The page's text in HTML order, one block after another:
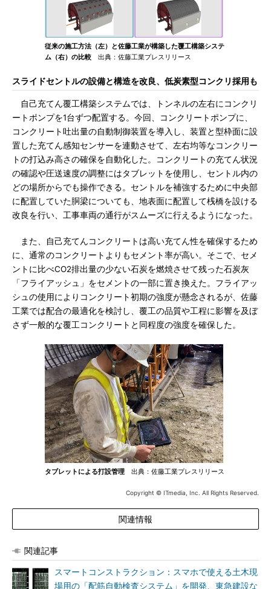
従来の施工方法（左）と佐藤工業が構築した覆工構築システ
ム（右）の比較 出典：佐藤工業プレスリリース
スライドセントルの設備と構造を改良、低炭素型コンクリ採用も
自己充てん覆工構築システムでは、トンネルの左右にコンクリ
ートポンプを1台ずつ配置する。今回、コンクリートポンプに、
コンクリート吐出量の自動制御装置を導入し、装置と型枠面に設
置した充てん感知センサーを連動させて、左右均等なコンクリー
トの打込み高さの確保を自動化した。コンクリートの充てん状況
の確認や圧送速度の調整にはタブレットを使用し、セントル内の
どの場所からでも操作できる。セントルを補強するために中央部
に配置していた胴梁についても、地表面に配置して桟橋を設ける
改良を行い、工事車両の通行がスムーズに行えるようになった。
また、自己充てんコンクリートは高い充てん性を確保するため
に、通常のコンクリートよりもセメント率が高い。そこで、セメ
ントに比べCO2排出量の少ない石炭を燃焼させて残った石炭灰
「フライアッシュ」をセメントの一部に置き換えた。フライアッ
シュの使用によりコンクリート初期の強度が懸念されるが、佐藤
工業では配合の最適化を検討し、覆工の品質や工程に影響を及ぼ
さず一般的な覆工コンクリートと同程度の強度を確保した。
タブレットによる打設管理 出典：佐藤工業プレスリリース
Copyright © ITmedia, Inc. All Rights Reserved.
関連情報
関連記事
スマートコンストラクション：スマホで使える土木現
場用の「配筋自動検査システム」を開発、東急建設な